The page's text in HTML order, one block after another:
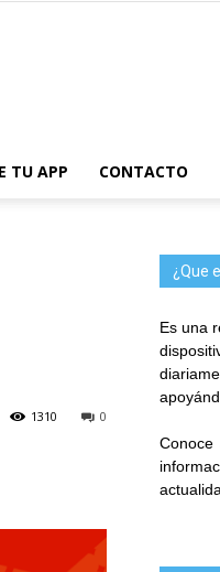
TU APP CONTACTO
0
1310
¿Que
Es una
Conoce